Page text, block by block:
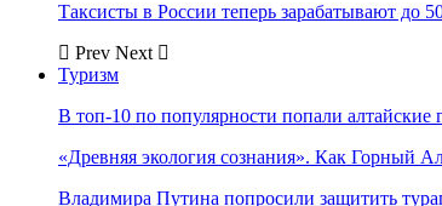
Таксисты в России теперь зарабатывают до
Prev Next
Туризм
В топ-10 по популярности попали
«Древняя экология сознания». Как Горный
Владимира Путина попросили защитить